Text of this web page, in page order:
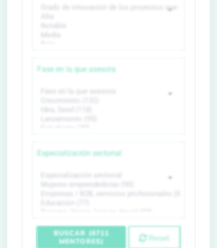
Fase en la que asesora
Especialización sectorial
BUSCAR (6711
MENTORES)
Reset